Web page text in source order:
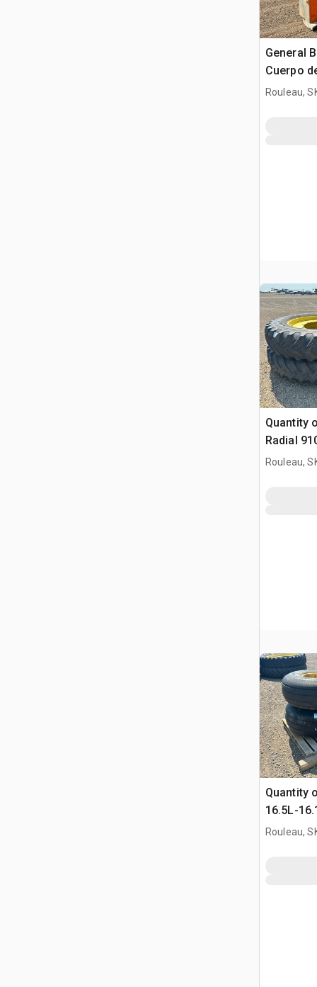
General
Cuerpo
Rouleau,
Quantity
Radial
Rouleau,
Quantity
16.5L-
Fits
Rouleau,